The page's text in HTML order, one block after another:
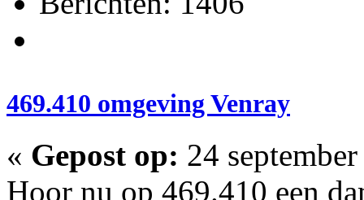
469.410 omgeving Venray
« Gepost op: 24
Hoor nu op 469.410 een